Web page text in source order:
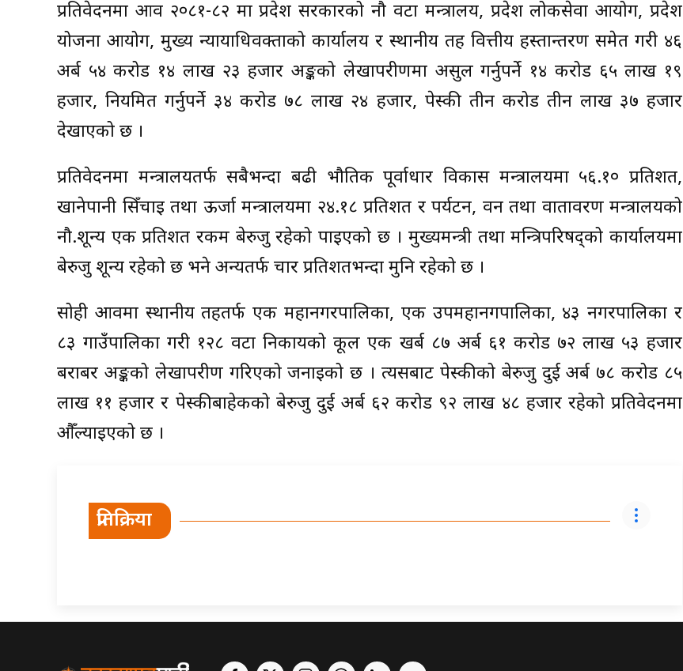
प्रतिवेदनमा आव २०८१-८२ मा प्रदेश सरकारको नौ वटा मन्त्रालय, प्रदेश लोकसेवा आयोग, प्रदेश
योजना आयोग, मुख्य न्यायाधिवक्ताको कार्यालय र स्थानीय तह वित्तीय हस्तान्तरण समेत गरी ४६
अर्ब ५४ करोड १४ लाख २३ हजार अङ्कको लेखापरीक्षणमा असुल गर्नुपर्ने १४ करोड ६५ लाख १९
हजार, नियमित गर्नुपर्ने ३४ करोड ७८ लाख २४ हजार, पेस्की तीन करोड तीन लाख ३७ हजार
देखाएको छ ।
प्रतिवेदनमा मन्त्रालयतर्फ सबैभन्दा बढी भौतिक पूर्वाधार विकास मन्त्रालयमा ५६.१० प्रतिशत,
खानेपानी सिँचाइ तथा ऊर्जा मन्त्रालयमा २४.१८ प्रतिशत र पर्यटन, वन तथा वातावरण मन्त्रालयको
नौ.शून्य एक प्रतिशत रकम बेरुजु रहेको पाइएको छ । मुख्यमन्त्री तथा मन्त्रिपरिषद्को कार्यालयमा
बेरुजु शून्य रहेको छ भने अन्यतर्फ चार प्रतिशतभन्दा मुनि रहेको छ ।
सोही आवमा स्थानीय तहतर्फ एक महानगरपालिका, एक उपमहानगपालिका, ४३ नगरपालिका र
८३ गाउँपालिका गरी १२८ वटा निकायको कूल एक खर्ब ८७ अर्ब ६१ करोड ७२ लाख ५३ हजार
बराबर अङ्कको लेखापरीक्षण गरिएको जनाइको छ । त्यसबाट पेस्कीको बेरुजु दुई अर्ब ७८ करोड ८५
लाख ११ हजार र पेस्कीबाहेकको बेरुजु दुई अर्ब ६२ करोड ९२ लाख ४८ हजार रहेको प्रतिवेदनमा
औँल्याइएको छ ।
प्रतिक्रिया